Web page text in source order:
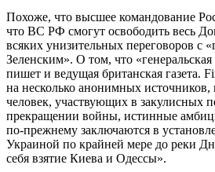
Похоже, что высшее командование
что ВС РФ смогут освободить весь
всяких унизительных переговоров с
Зеленским». О том, что «генеральская
пишет и ведущая британская газета.
на несколько анонимных источников,
человек, участвующих в закулисных
прекращении войны, истинные
по-прежнему заключаются в
Украиной по крайней мере до реки
себя взятие Киева и Одессы».